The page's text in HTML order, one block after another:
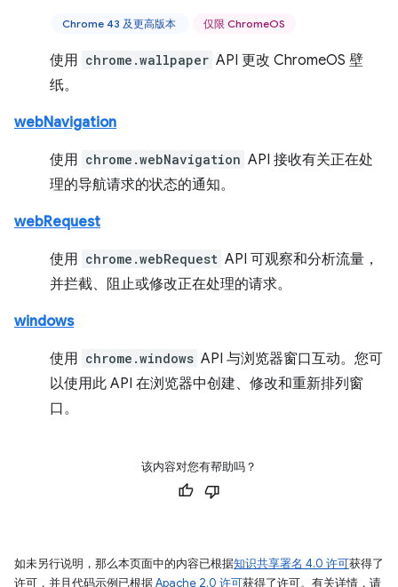
Chrome 43 及更高版本 仅限 ChromeOS
使用 chrome.wallpaper API 更改 ChromeOS 壁
纸。
webNavigation
使用 chrome.webNavigation API 接收有关正在处
理的导航请求的状态的通知。
webRequest
使用 chrome.webRequest API 可观察和分析流量，
并拦截、阻止或修改正在处理的请求。
windows
使用 chrome.windows API 与浏览器窗口互动。您可
以使用此 API 在浏览器中创建、修改和重新排列窗
口。
该内容对您有帮助吗？
如未另行说明，那么本页面中的内容已根据知识共享署名 4.0 许可获得了
许可，并且代码示例已根据Apache 2.0 许可获得了许可。有关详情，请